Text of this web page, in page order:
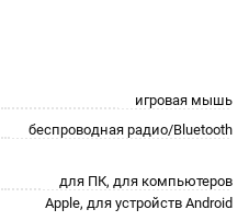
игровая мышь
беспроводная радио/Bluetooth
для ПК, для компьютеров
Apple, для устройств Android